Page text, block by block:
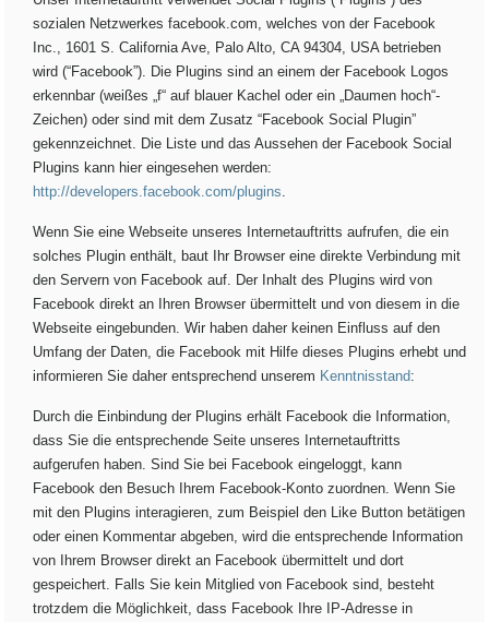
sozialen Netzwerkes facebook.com, welches von der Facebook
Inc., 1601 S. California Ave, Palo Alto, CA 94304, USA betrieben
wird (“Facebook”). Die Plugins sind an einem der Facebook Logos
erkennbar (weißes „f“ auf blauer Kachel oder ein „Daumen hoch“-
Zeichen) oder sind mit dem Zusatz “Facebook Social Plugin”
gekennzeichnet. Die Liste und das Aussehen der Facebook Social
Plugins kann hier eingesehen werden:
http://developers.facebook.com/plugins
Wenn Sie eine Webseite unseres Internetauftritts aufrufen, die ein
solches Plugin enthält, baut Ihr Browser eine direkte Verbindung mit
den Servern von Facebook auf. Der Inhalt des Plugins wird von
Facebook direkt an Ihren Browser übermittelt und von diesem in die
Webseite eingebunden. Wir haben daher keinen Einfluss auf den
Umfang der Daten, die Facebook mit Hilfe dieses Plugins erhebt und
informieren Sie daher entsprechend unserem Kenntnisstand:
Durch die Einbindung der Plugins erhält Facebook die Information,
dass Sie die entsprechende Seite unseres Internetauftritts
aufgerufen haben. Sind Sie bei Facebook eingeloggt, kann
Facebook den Besuch Ihrem Facebook-Konto zuordnen. Wenn Sie
mit den Plugins interagieren, zum Beispiel den Like Button betätigen
oder einen Kommentar abgeben, wird die entsprechende Information
von Ihrem Browser direkt an Facebook übermittelt und dort
gespeichert. Falls Sie kein Mitglied von Facebook sind, besteht
trotzdem die Möglichkeit, dass Facebook Ihre IP-Adresse in